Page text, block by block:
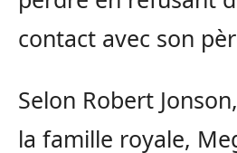
contact avec son
Selon Robert
la famille royale,